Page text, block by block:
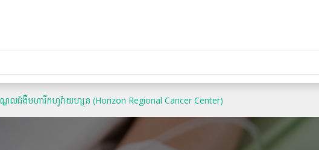
ឌលជំងឺមហារីកហូរ៉ាយហ្សុន (Horizon Regional Cancer Center)